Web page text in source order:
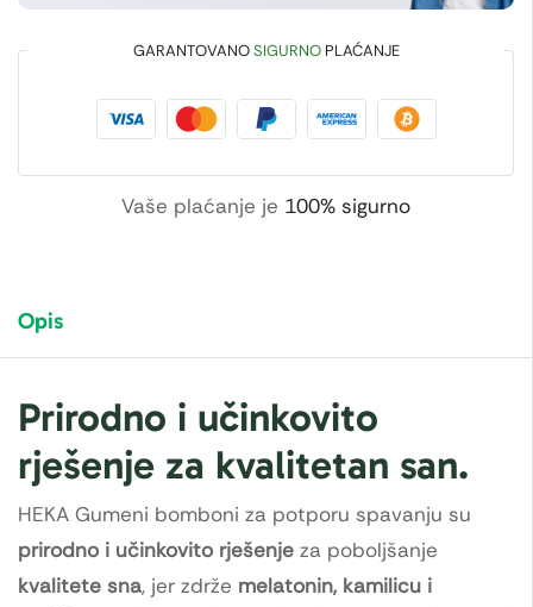
GARANTOVANOSIGURNOPLAĆANJE
Vaše plaćanje je 100% sigurno
Opis
Prirodno i učinkovito
rješenje za kvalitetan san.
HEKA Gumeni bomboni za potporu spavanju su
prirodno i učinkovito rješenje za poboljšanje
kvalitete sna, jer zdrže melatonin, kamilicu i